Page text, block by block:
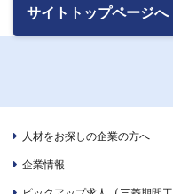
サイトトップページへ
人材をお探しの企業の方へ
企業情報